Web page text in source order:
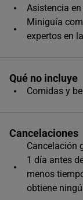
3
4 5
10
11 12
24
25 26
Asistencia
Miniguía
expertos en
Qué no incluye
Comidas y
Cancelaciones
Cancelación
1 día antes
menos
obtiene